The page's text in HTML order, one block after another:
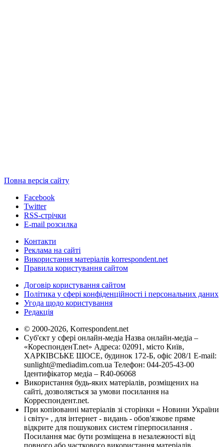
Повна версія сайту
Facebook
Twitter
RSS-стрічки
E-mail розсилка
Контакти
Реклама на сайті
Використання матеріалів korrespondent.net
Правила користування сайтом
Договір користування сайтом
Політика у сфері конфіденційності і персональних даних
Угода щодо користування
Редакція
© 2000-2026, Korrespondent.net
Суб'єкт у сфері онлайн-медіа Назва онлайн-медіа –
«КореспонденТ.net» Адреса: 02091, місто Київ,
ХАРКІВСЬКЕ ШОСЕ, будинок 172-Б, офіс 208/1 E-mail:
sunlight@mediadim.com.ua Телефон: 044-205-43-00
Ідентифікатор медіа – R40-06068
Використання будь-яких матеріалів, розміщених на
сайті, дозволяється за умови посилання на
Корреспондент.net.
При копіюванні матеріалів зі сторінки « Новини України
і світу» , для інтернет - видань - обов'язкове пряме
відкрите для пошукових систем гіперпосилання .
Посилання має бути розміщена в незалежності від
повного або часткового використання матеріалів.